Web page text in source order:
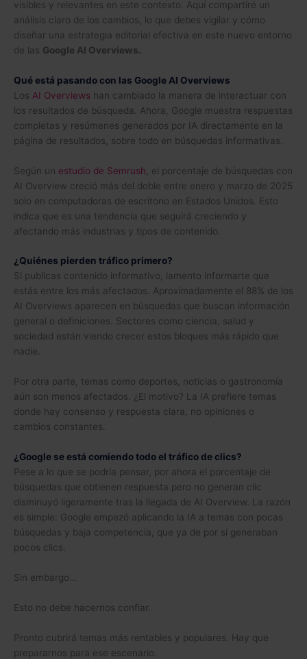
visibles y relevantes en este contexto. Aquí compartiré un
análisis claro de los cambios, lo que debes vigilar y cómo
diseñar una estrategia editorial efectiva en este nuevo entorno
de las Google AI Overviews.
Qué está pasando con las Google AI Overviews
Los AI Overviews (se abre en una pestaña nueva)
han cambiado la manera de interactuar con
los resultados de búsqueda. Ahora, Google muestra respuestas
completas y resúmenes generados por IA directamente en la
página de resultados, sobre todo en búsquedas informativas.
Según un estudio de Semrush (se abre en una pestaña nueva)
, el porcentaje de búsquedas con
AI Overview creció más del doble entre enero y marzo de 2025
solo en computadoras de escritorio en Estados Unidos. Esto
indica que es una tendencia que seguirá creciendo y
afectando más industrias y tipos de contenido.
¿Quiénes pierden tráfico primero?
Si publicas contenido informativo, lamento informarte que
estás entre los más afectados. Aproximadamente el 88% de los
AI Overviews aparecen en búsquedas que buscan información
general o definiciones. Sectores como ciencia, salud y
sociedad están viendo crecer estos bloques más rápido que
nadie.
Por otra parte, temas como deportes, noticias o gastronomía
aún son menos afectados. ¿El motivo? La IA prefiere temas
donde hay consenso y respuesta clara, no opiniones o
cambios constantes.
¿Google se está comiendo todo el tráfico de clics?
Pese a lo que se podría pensar, por ahora el porcentaje de
búsquedas que obtienen respuesta pero no generan clic
disminuyó ligeramente tras la llegada de AI Overview. La razón
es simple: Google empezó aplicando la IA a temas con pocas
búsquedas y baja competencia, que ya de por sí generaban
pocos clics.
Sin embargo…
Esto no debe hacernos confiar.
Pronto cubrirá temas más rentables y populares. Hay que
prepararnos para ese escenario.